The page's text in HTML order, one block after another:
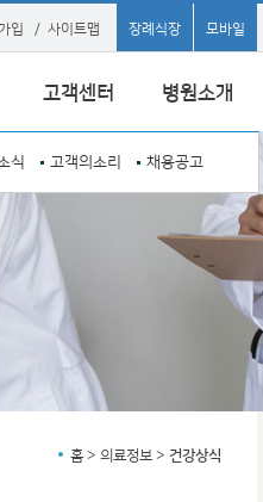
입 / 사이트맵 장례식장 모바일
고객센터
식 고객의소리 채용공고
병원소개
홈 > 의료정보 > 건강상식